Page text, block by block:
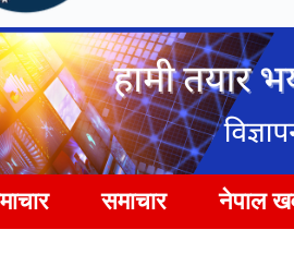
समाचार नेपाल